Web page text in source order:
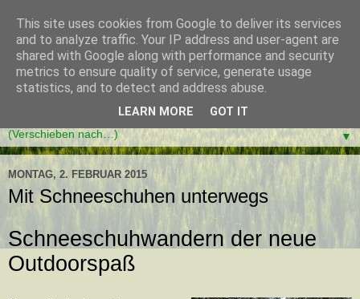
▼
MONTAG, 2. FEBRUAR 2015
Mit Schneeschuhen unterwegs
Schneeschuhwandern der neue
Outdoorspaß
This site uses cookies from Google to deliver its services
and to analyze traffic. Your IP address and user-agent are
shared with Google along with performance and security
metrics to ensure quality of service, generate usage
statistics, and to detect and address abuse.
LEARN MORE GOT IT